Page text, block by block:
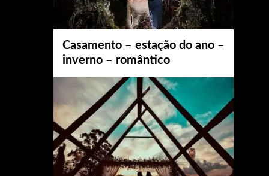
Casamento – estação do ano –
inverno – romântico